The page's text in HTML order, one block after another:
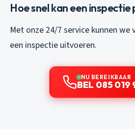
Hoe snel kan een
Met onze 24/7 service kunnen we
een inspectie uitvoeren.
NU BEREIKBAAR
BEL 085 019